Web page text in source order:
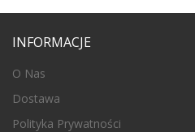
INFORMACJE
O Nas
Dostawa
Polityka Prywatności